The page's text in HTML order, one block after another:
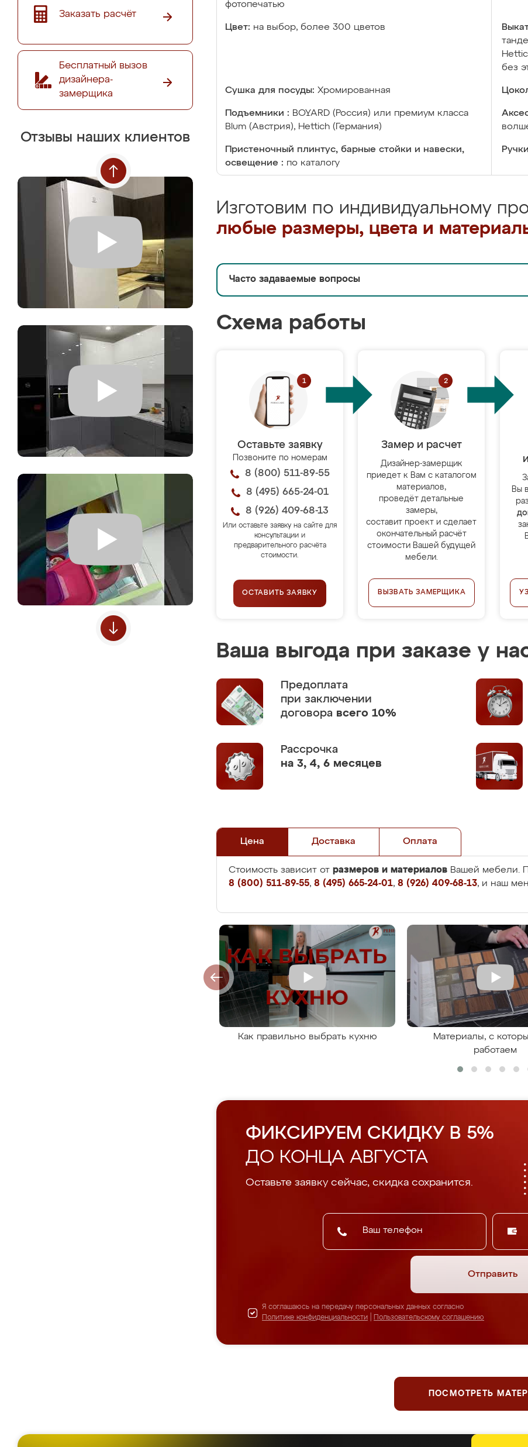
Заказать расчёт
Бесплатный вызов
дизайнера-
замерщика
Отзывы наших клиентов
фотопечатью
Цвет: на выбор, более 300 цветов
без
Сушка для посуды: Хромированная
Подъемники : BOYARD (Россия) или премиум класса
Blum (Австрия), Hettich (Германия)
Пристеночный плинтус, барные стойки и навески,
освещение : по каталогу
Изготовим по индивидуальному
любые размеры, цвета и
Часто задаваемые вопросы
Схема работы
Оставьте заявку
Позвоните по номерам
8 (800) 511-89-55
8 (495) 665-24-01
8 (926) 409-68-13
Или оставьте заявку на сайте для
консультации и
предварительного расчёта
стоимости.
ОСТАВИТЬ ЗАЯВКУ
Замер и расчет
Дизайнер-замерщик
приедет к Вам с каталогом
материалов,
проведёт детальные
замеры,
составит проект и сделает
окончательный расчёт
стоимости Вашей будущей
мебели.
ВЫЗВАТЬ ЗАМЕРЩИКА
Вы
Ваша выгода при заказе у
Предоплата
при заключении
договора всего 10%
Рассрочка
на 3, 4, 6 месяцев
Цена Доставка Оплата
Стоимость зависит от размеров и материалов Вашей мебели.
8 (800) 511-89-55, 8 (495) 665-24-01, 8 (926) 409-68-13, и наш
Как правильно выбрать кухню
Материалы, с
работаем
ФИКСИРУЕМ СКИДКУ В 5%
ДО КОНЦА АВГУСТА
Оставьте заявку сейчас, скидка сохранится.
Отправить
Я соглашаюсь на передачу персональных данных согласно
Политике конфиденциальности
Пользовательскому соглашению
ПОСМОТРЕТЬ